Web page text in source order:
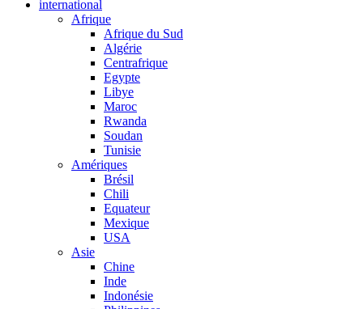
international
Afrique
Afrique du Sud
Algérie
Centrafrique
Egypte
Libye
Maroc
Rwanda
Soudan
Tunisie
Amériques
Brésil
Chili
Equateur
Mexique
USA
Asie
Chine
Inde
Indonésie